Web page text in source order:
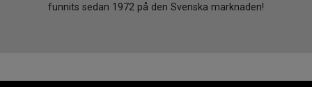
funnits sedan 1972 på den Svenska marknaden!